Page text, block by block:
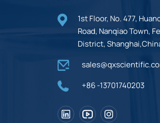
1st Floor, No. 477,
Road, Nanqiao Town,
District,
+86 -13701740203